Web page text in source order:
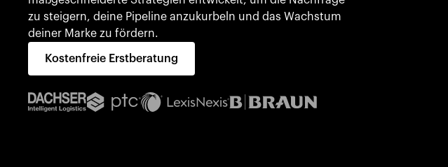
zu steigern, deine Pipeline anzukurbeln und das Wachstum
deiner Marke zu fördern.
Kostenfreie Erstberatung